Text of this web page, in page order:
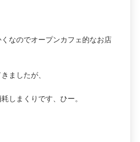
なのでオープンカフェ的なお店
ましたが、
しまくりです、ひー。